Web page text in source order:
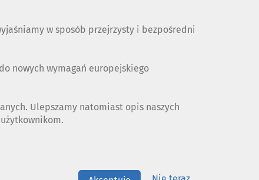
w sposób przejrzysty i bezpośredni
nowych wymagań europejskiego
Ulepszamy natomiast opis naszych